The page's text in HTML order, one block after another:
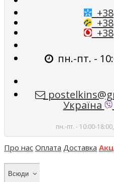
пн.-пт. -
Україна
пн.-пт. - 10:00-
Про нас Оплата Доставка
Всюди